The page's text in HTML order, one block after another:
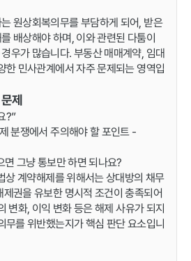
원상회복의무를 부담하게 되어, 받은
배상해야 하며, 이와 관련된 다툼이
우가 많습니다. 부동산 매매계약, 임대
한 민사관계에서 자주 문제되는 영역입
제
?”
분쟁에서 주의해야 할 포인트 -
그냥 통보만 하면 되나요?
상 계약해제를 위해서는 상대방의 채무
권을 유보한 명시적 조건이 충족되어
변화, 이익 변화 등은 해제 사유가 되지
무를 위반했는지가 핵심 판단 요소입니